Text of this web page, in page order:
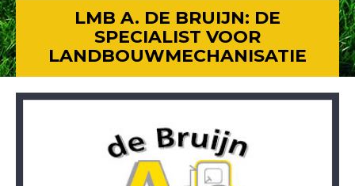
LMB A. DE BRUIJN: DE
SPECIALIST VOOR
LANDBOUWMECHANISATIE